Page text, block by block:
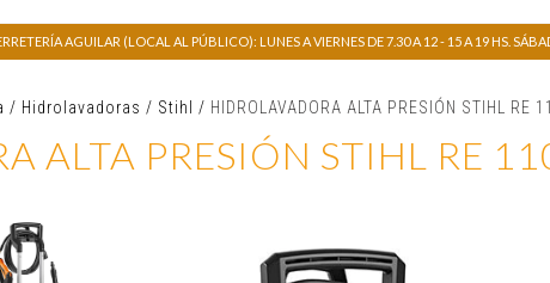
AGUILAR (LOCAL AL PÚBLICO): LUNES A VIERNES DE 7.30 A 12 - 15 A 19 HS.
/ Hidrolavadoras / Stihl / HIDROLAVADORA ALTA PRESIÓN STIHL RE
ALTA PRESIÓN STIHL RE